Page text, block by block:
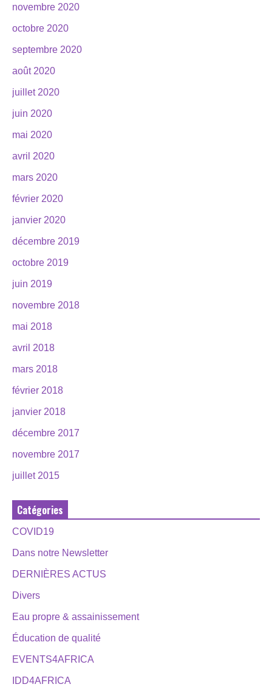
novembre 2020
octobre 2020
septembre 2020
août 2020
juillet 2020
juin 2020
mai 2020
avril 2020
mars 2020
février 2020
janvier 2020
décembre 2019
octobre 2019
juin 2019
novembre 2018
mai 2018
avril 2018
mars 2018
février 2018
janvier 2018
décembre 2017
novembre 2017
juillet 2015
Catégories
COVID19
Dans notre Newsletter
DERNIÈRES ACTUS
Divers
Eau propre & assainissement
Éducation de qualité
EVENTS4AFRICA
IDD4AFRICA